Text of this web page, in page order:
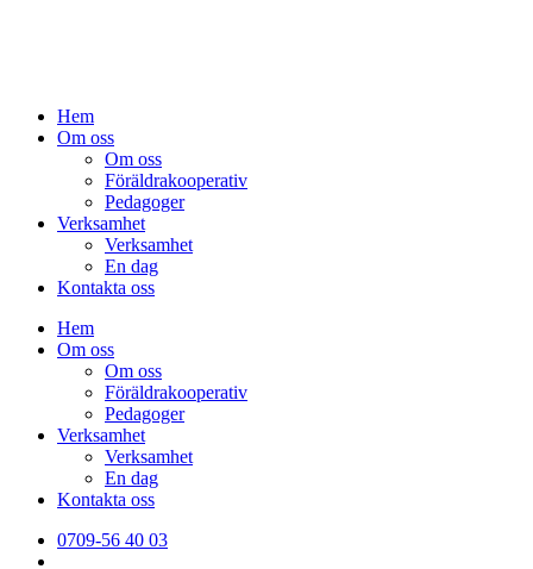
Hem
Om oss
Om oss
Föräldrakooperativ
Pedagoger
Verksamhet
Verksamhet
En dag
Kontakta oss
Hem
Om oss
Om oss
Föräldrakooperativ
Pedagoger
Verksamhet
Verksamhet
En dag
Kontakta oss
0709-56 40 03